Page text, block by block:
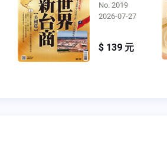
No. 2019
2026-07-27
$ 139 元